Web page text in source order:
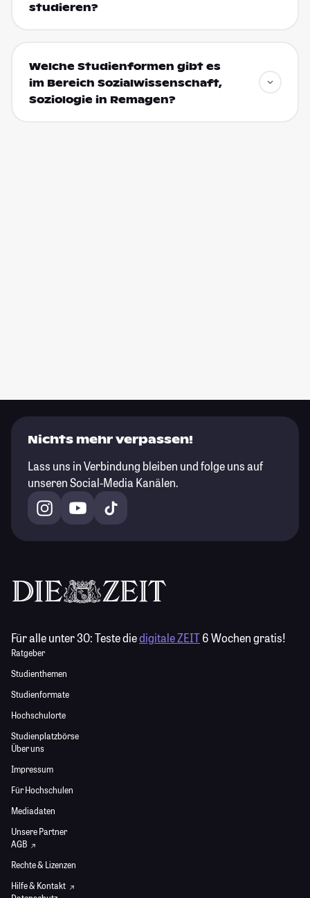
studieren?
Welche Studienformen gibt es
im Bereich Sozialwissenschaft,
Soziologie in Remagen?
Nichts mehr verpassen!
Lass uns in Verbindung bleiben und folge uns auf
unseren Social-Media Kanälen.
Für alle unter 30:Teste diedigitale ZEIT6 Wochen gratis!
Ratgeber
Studienthemen
Studienformate
Hochschulorte
Studienplatzbörse
Über uns
Impressum
Für Hochschulen
Mediadaten
Unsere Partner
AGB
Rechte & Lizenzen
Hilfe & Kontakt